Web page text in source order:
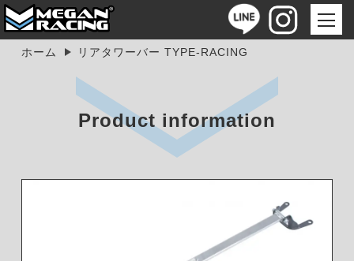
ホーム リアタワーバー TYPE-RACING
Product information